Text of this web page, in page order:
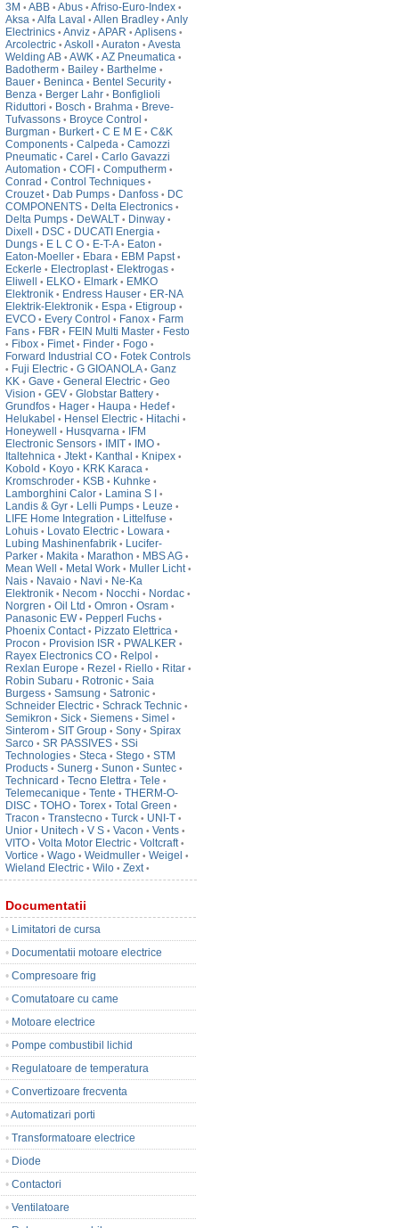
3M • ABB • Abus • Afriso-Euro-Index •
Aksa • Alfa Laval • Allen Bradley • Anly
Electrinics • Anviz • APAR • Aplisens •
Arcolectric • Askoll • Auraton • Avesta
Welding AB • AWK • AZ Pneumatica •
Badotherm • Bailey • Barthelme •
Bauer • Beninca • Bentel Security •
Benza • Berger Lahr • Bonfiglioli
Riduttori • Bosch • Brahma • Breve-
Tufvassons • Broyce Control •
Burgman • Burkert • C E M E • C&K
Components • Calpeda • Camozzi
Pneumatic • Carel • Carlo Gavazzi
Automation • COFI • Computherm •
Conrad • Control Techniques •
Crouzet • Dab Pumps • Danfoss • DC
COMPONENTS • Delta Electronics •
Delta Pumps • DeWALT • Dinway •
Dixell • DSC • DUCATI Energia •
Dungs • E L C O • E-T-A • Eaton •
Eaton-Moeller • Ebara • EBM Papst •
Eckerle • Electroplast • Elektrogas •
Eliwell • ELKO • Elmark • EMKO
Elektronik • Endress Hauser • ER-NA
Elektrik-Elektronik • Espa • Etigroup •
EVCO • Every Control • Fanox • Farm
Fans • FBR • FEIN Multi Master • Festo
• Fibox • Fimet • Finder • Fogo •
Forward Industrial CO • Fotek Controls
• Fuji Electric • G GIOANOLA • Ganz
KK • Gave • General Electric • Geo
Vision • GEV • Globstar Battery •
Grundfos • Hager • Haupa • Hedef •
Helukabel • Hensel Electric • Hitachi •
Honeywell • Husqvarna •
IFM
Electronic Sensors • IMIT • IMO •
Italtehnica • Jtekt • Kanthal • Knipex •
Kobold • Koyo • KRK Karaca •
Kromschroder • KSB • Kuhnke •
Lamborghini Calor • Lamina S I •
Landis & Gyr • Lelli Pumps • Leuze •
LIFE Home Integration • Littelfuse •
Lohuis • Lovato Electric • Lowara •
Lubing Mashinenfabrik • Lucifer-
Parker • Makita • Marathon • MBS AG •
Mean Well • Metal Work • Muller Licht •
Nais • Navaio • Navi • Ne-Ka
Elektronik • Necom • Nocchi • Nordac •
Norgren • Oil Ltd • Omron • Osram •
Panasonic EW • Pepperl Fuchs •
Phoenix Contact • Pizzato Elettrica •
Procon • Provision ISR • PWALKER •
Rayex Electronics CO • Relpol •
Rexlan Europe • Rezel • Riello • Ritar •
Robin Subaru • Rotronic • Saia
Burgess • Samsung • Satronic •
Schneider Electric • Schrack Technic •
Semikron • Sick • Siemens • Simel •
Sinterom • SIT Group • Sony • Spirax
Sarco • SR PASSIVES • SSi
Technologies • Steca • Stego • STM
Products • Sunerg • Sunon • Suntec •
Technicard • Tecno Elettra • Tele •
Telemecanique • Tente • THERM-O-
DISC • TOHO • Torex • Total Green •
Tracon • Transtecno • Turck • UNI-T •
Unior • Unitech • V S • Vacon • Vents •
VITO • Volta Motor Electric • Voltcraft •
Vortice • Wago • Weidmuller • Weigel •
Wieland Electric • Wilo • Zext •
Documentatii
• Limitatori de cursa
• Documentatii motoare electrice
• Compresoare frig
• Comutatoare cu came
• Motoare electrice
• Pompe combustibil lichid
• Regulatoare de temperatura
• Convertizoare frecventa
•Automatizari porti
• Transformatoare electrice
• Diode
• Contactori
• Ventilatoare